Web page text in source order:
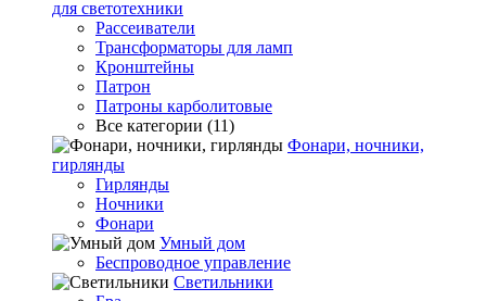
для светотехники
Рассеиватели
Трансформаторы для ламп
Кронштейны
Патрон
Патроны карболитовые
Все категории (11)
Фонари, ночники,
гирлянды
Гирлянды
Ночники
Фонари
Умный дом
Беспроводное управление
Светильники